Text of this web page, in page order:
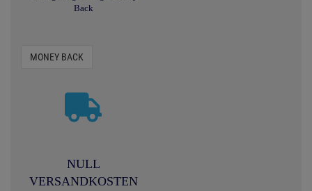
Back
MONEY BACK
NULL
VERSANDKOSTEN